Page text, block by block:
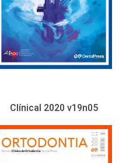
Clínical 2020 v19n05